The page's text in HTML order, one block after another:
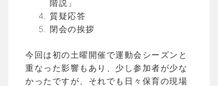
階説」
質疑応答
閉会の挨拶
今回は初の土曜開催で運動会シーズンと
重なった影響もあり、少し参加者が少な
かったですが、それでも日々保育の現場